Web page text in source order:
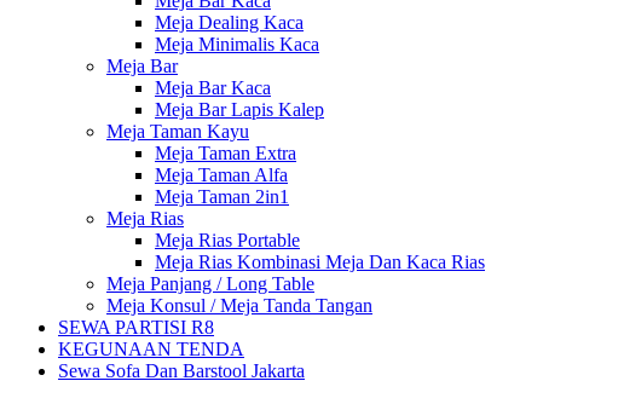
Meja Dealing Kaca
Meja Minimalis Kaca
Meja Bar
Meja Bar Kaca
Meja Bar Lapis Kalep
Meja Taman Kayu
Meja Taman Extra
Meja Taman Alfa
Meja Taman 2in1
Meja Rias
Meja Rias Portable
Meja Rias Kombinasi Meja Dan Kaca Rias
Meja Panjang / Long Table
Meja Konsul / Meja Tanda Tangan
SEWA PARTISI R8
KEGUNAAN TENDA
Sewa Sofa Dan Barstool Jakarta